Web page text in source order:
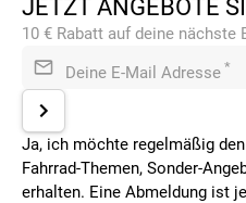
JETZT ANGEBOTE
10 € Rabatt auf deine nächste
Deine E-Mail Adresse *
Ja, ich möchte regelmäßig
Fahrrad-Themen, Sonder-
erhalten. Eine Abmeldung ist